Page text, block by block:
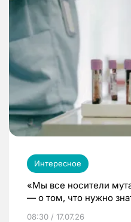
Интересное
«Мы все носители
— о том, что нужно
08:30 / 17.07.26